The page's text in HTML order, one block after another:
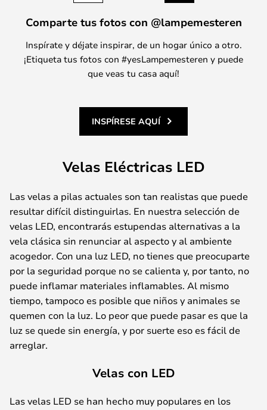
Comparte tus fotos con @lampemesteren
Inspírate y déjate inspirar, de un hogar único a otro.
¡Etiqueta tus fotos con #yesLampemesteren y puede
que veas tu casa aquí!
INSPÍRESE AQUÍ
Velas Eléctricas LED
Las velas a pilas actuales son tan realistas que puede
resultar difícil distinguirlas. En nuestra selección de
velas LED, encontrarás estupendas alternativas a la
vela clásica sin renunciar al aspecto y al ambiente
acogedor. Con una luz LED, no tienes que preocuparte
por la seguridad porque no se calienta y, por tanto, no
puede inflamar materiales inflamables. Al mismo
tiempo, tampoco es posible que niños y animales se
quemen con la luz. Lo peor que puede pasar es que la
luz se quede sin energía, y por suerte eso es fácil de
arreglar.
Velas con LED
Las velas LED se han hecho muy populares en los